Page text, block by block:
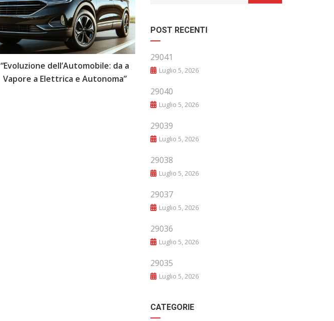
“Evoluzione dell’Automobile: da a
Vapore a Elettrica e Autonoma”
“Evoluzione e Innovazione: Il Futuro
POST RECENTI
29041
Luglio 5, 2026
29040
Luglio 5, 2026
29039
Luglio 5, 2026
29038
Luglio 5, 2026
29037
Luglio 5, 2026
29036
Luglio 5, 2026
29035
Luglio 5, 2026
CATEGORIE